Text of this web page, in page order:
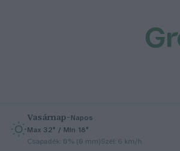
Vasárnap–Napos
Max 32° / Min 18°
Csapadék: 0% (0 mm)Szél: 6 km/h